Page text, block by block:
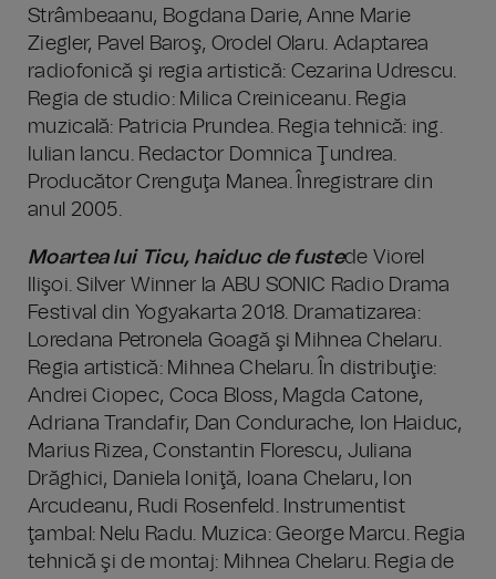
Strâmbeaanu, Bogdana Darie, Anne Marie
Ziegler, Pavel Baroş, Orodel Olaru. Adaptarea
radiofonică şi regia artistică: Cezarina Udrescu.
Regia de studio: Milica Creiniceanu. Regia
muzicală: Patricia Prundea. Regia tehnică: ing.
Iulian Iancu. Redactor Domnica Ţundrea.
Producător Crenguţa Manea. Înregistrare din
anul 2005.
Moartea lui Ticu, haiduc de fustede Viorel
Ilişoi. Silver Winner la ABU SONIC Radio Drama
Festival din Yogyakarta 2018. Dramatizarea:
Loredana Petronela Goagă şi Mihnea Chelaru.
Regia artistică: Mihnea Chelaru. În distribuţie:
Andrei Ciopec, Coca Bloss, Magda Catone,
Adriana Trandafir, Dan Condurache, Ion Haiduc,
Marius Rizea, Constantin Florescu, Juliana
Drăghici, Daniela Ioniţă, Ioana Chelaru, Ion
Arcudeanu, Rudi Rosenfeld. Instrumentist
ţambal: Nelu Radu. Muzica: George Marcu. Regia
tehnică şi de montaj: Mihnea Chelaru. Regia de